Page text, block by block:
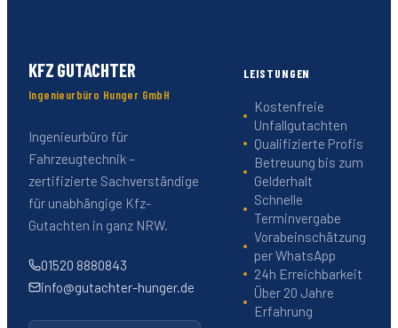
KFZ GUTACHTER
Ingenieurbüro Hunger GmbH
Ingenieurbüro für
Fahrzeugtechnik –
zertifizierte Sachverständige
für unabhängige Kfz-
Gutachten in ganz NRW.
01520 8880843
info@gutachter-hunger.de
LEISTUNGEN
Kostenfreie
Unfallgutachten
Qualifizierte Profis
Betreuung bis zum
Gelderhalt
Schnelle
Terminvergabe
Vorabeinschätzung
per WhatsApp
24h Erreichbarkeit
Über 20 Jahre
Erfahrung